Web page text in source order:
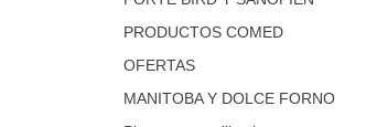
PRODUCTOS COMED
OFERTAS
MANITOBA Y DOLCE FORNO